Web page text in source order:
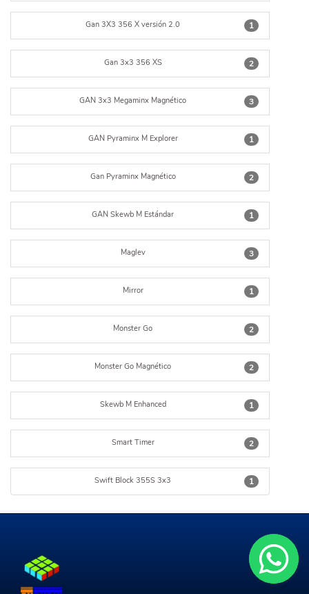
1
Gan 3X3 356 X versión 2.0
2
Gan 3x3 356 XS
3
GAN 3x3 Megaminx Magnético
1
GAN Pyraminx M Explorer
2
Gan Pyraminx Magnético
1
GAN Skewb M Estándar
3
Maglev
1
Mirror
2
Monster Go
2
Monster Go Magnético
1
Skewb M Enhanced
2
Smart Timer
1
Swift Block 355S 3x3